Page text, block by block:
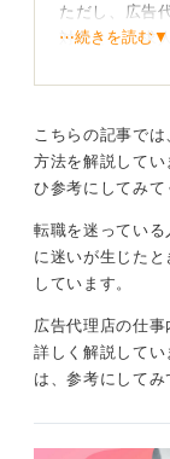
ただし、広告
対象とした求
いかもしれま
最も重要なの
業なのか」を
由を具体的に
あれば応募し
自分が広告
おこなおう
⋯続きを読む▼
こちらの記事で
方法を解説して
ひ参考にしてみて
転職を迷ってい
に迷いが生じた
しています。
広告代理店の仕
詳しく解説してい
は、参考にしてみ